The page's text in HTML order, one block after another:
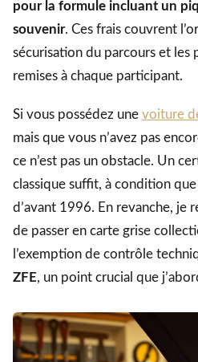
pour la formule incluant un
souvenir. Ces frais couvrent
sécurisation du parcours et les
remises à chaque participant.
Si vous possédez une voiture
mais que vous n’avez pas
ce n’est pas un obstacle. Un
classique suffit, à condition
d’avant 1996. En revanche, je
de passer en carte grise
l’exemption de contrôle
ZFE, un point crucial que